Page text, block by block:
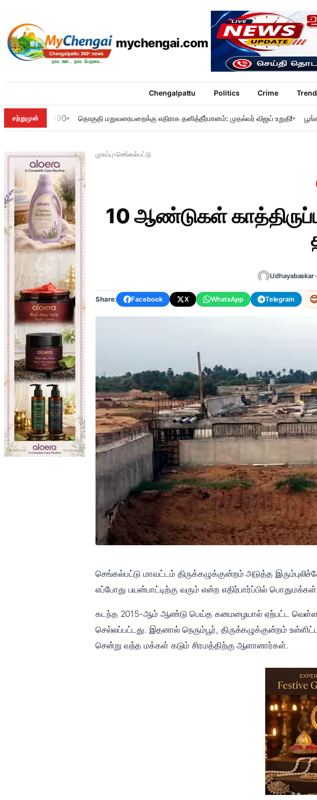
mychengai.com
Chengalpattu Politics Crime
சற்றுமுன் 190 தொகுதி மறுவரையறைக்கு எதிராக தனித்தீர்மானம்: முதல்வர் விஜய் உறுதி!
முகப்பு›செங்கல்பட்டு
10 ஆண்டுகள்
Udhayabaskar•
Share: Facebook X WhatsApp Telegram
செங்கல்பட்டு மாவட்டம் திருக்கழுக்குன்றம் அடுத்த
எப்போது பயன்பாட்டிற்கு வரும் என்ற எதிர்பார்ப்பில்
கடந்த 2015-ஆம் ஆண்டு பெய்த கனமழையால் ஏற்பட்ட
செல்லப்பட்டது. இதனால் நெரும்பூர், திருக்கழுக்குன்றம்
சென்று வந்த மக்கள் கடும் சிரமத்திற்கு ஆளானார்கள்.